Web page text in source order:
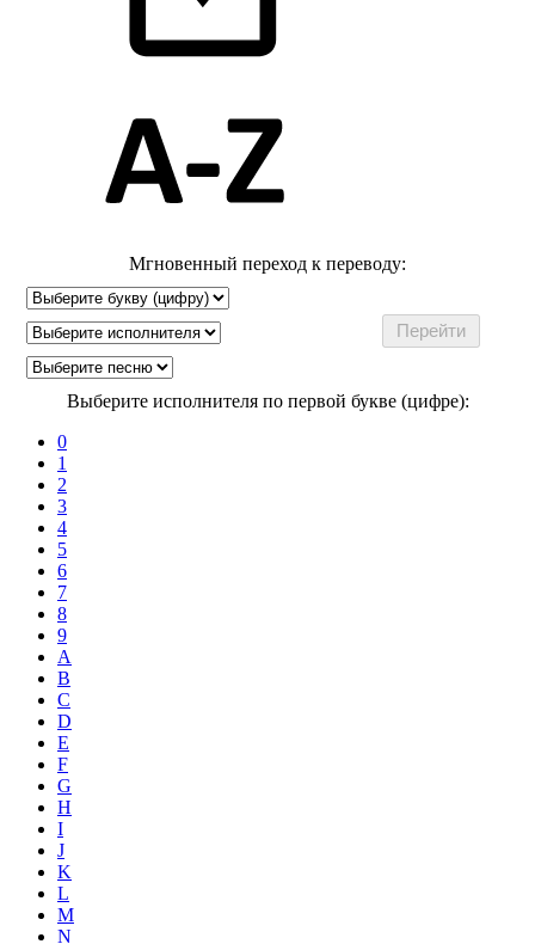
Мгновенный переход к переводу:
Выберите исполнителя по первой букве (цифре):
0
1
2
3
4
5
6
7
8
9
A
B
C
D
E
F
G
H
I
J
K
L
M
N